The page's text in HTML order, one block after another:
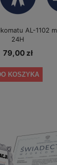
AL-1102
24H
79,00 zł
KOSZYKA